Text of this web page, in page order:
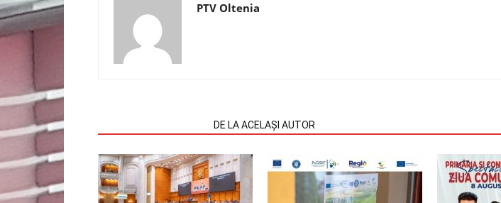
PTV Oltenia
DE LA ACELAȘI AUTOR